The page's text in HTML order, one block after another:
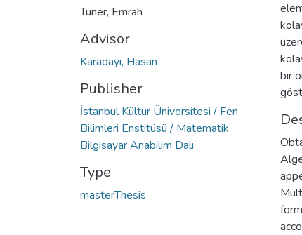
Tuner, Emrah
Advisor
Karadayı, Hasan
Publisher
İstanbul Kültür Üniversitesi / Fen
Bilimleri Enstitüsü / Matematik
Bilgisayar Anabilim Dalı
Type
masterThesis
bir